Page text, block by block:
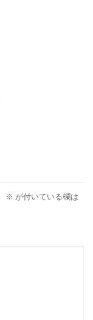
※ が付いている欄は